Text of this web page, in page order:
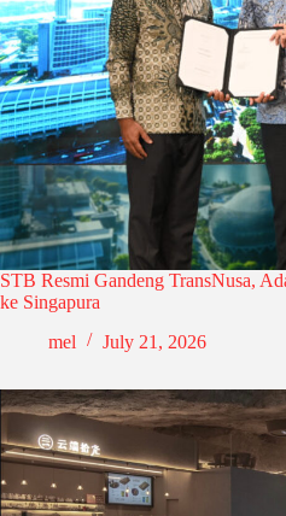
STB Resmi Gandeng TransNusa,
ke Singapura
mel
July 21, 2026